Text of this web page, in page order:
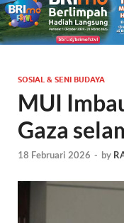
SOSIAL & SENI BUDAYA
MUI
Gaza
18 Februari 2026 - by